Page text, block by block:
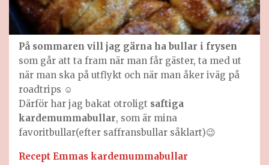
På sommaren vill jag gärna ha bullar i frysen
som går att ta fram när man får gäster, ta med ut
när man ska på utflykt och när man åker iväg på
roadtrips ☺️
Därför har jag bakat otroligt saftiga
kardemummabullar, som är mina
favoritbullar(efter saffransbullar såklart)😉
Recept Emmas kardemummabullar